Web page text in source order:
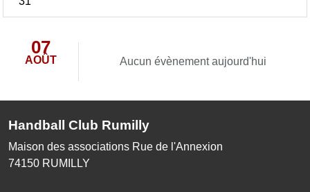
07
AOÛT Aucun évènement aujourd'hui
Handball Club Rumilly
Maison des associations Rue de l'Annexion
74150 RUMILLY